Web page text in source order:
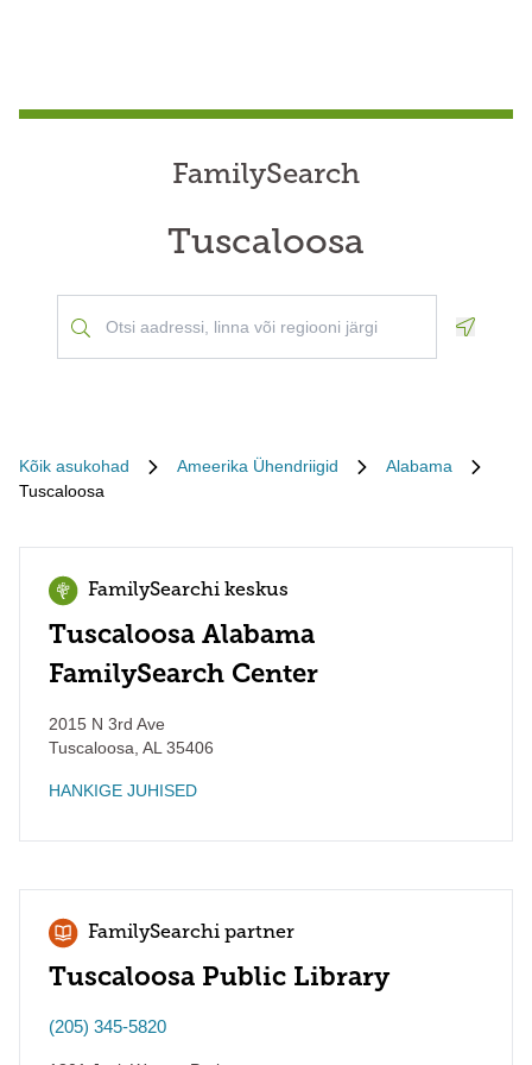
FamilySearch
Tuscaloosa
Kõik asukohad Ameerika Ühendriigid
Alabama
Tuscaloosa
FamilySearchi keskus
Tuscaloosa Alabama
FamilySearch Center
2015 N 3rd Ave
Tuscaloosa AL 35406
HANKIGE JUHISED
FamilySearchi partner
Tuscaloosa Public Library
(205) 345-5820